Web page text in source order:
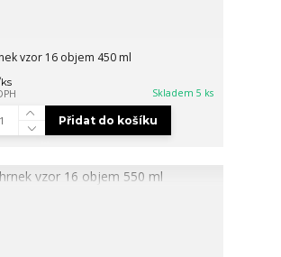
vzor 16 objem 450 ml
ks
Skladem 5 ks
Přidat do košíku